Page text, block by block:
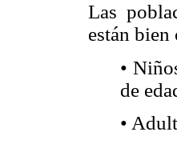
Las
están bien
•
de
•